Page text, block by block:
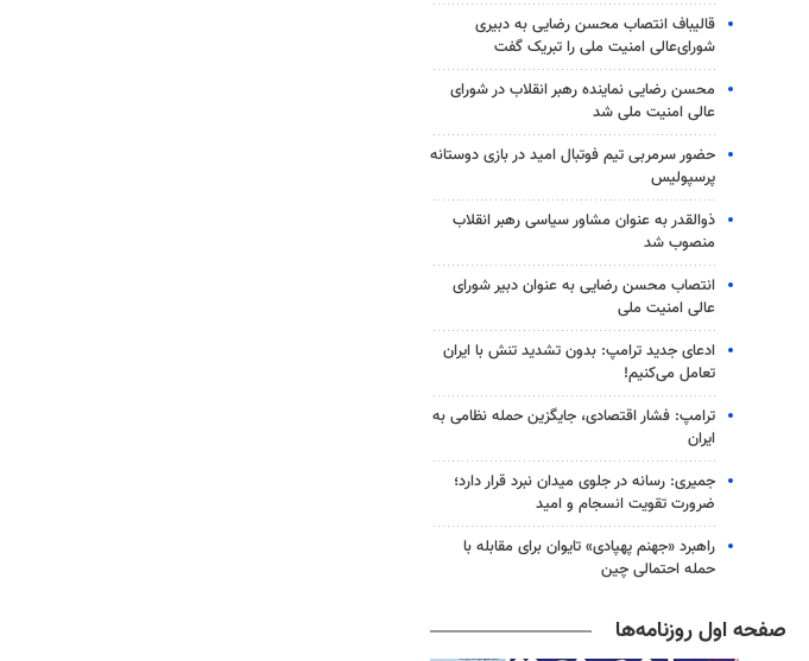
قالیباف انتصاب محسن رضایی به دبیری
شورای‌عالی امنیت ملی را تبریک گفت
محسن رضایی نماینده رهبر انقلاب در شورای
عالی امنیت ملی شد
حضور سرمربی تیم فوتبال امید در بازی دوستانه
پرسپولیس
ذوالقدر به عنوان مشاور سیاسی رهبر انقلاب
منصوب شد
انتصاب محسن رضایی به عنوان دبیر شورای
عالی امنیت ملی
ادعای جدید ترامپ: بدون تشدید تنش با ایران
تعامل می‌کنیم!
ترامپ: فشار اقتصادی، جایگزین حمله نظامی به
ایران
جمیری: رسانه‌ در جلوی میدان نبرد قرار دارد؛
ضرورت تقویت انسجام و امید
راهبرد «جهنم پهپادی» تایوان برای مقابله با
حمله احتمالی چین
صفحه اول روزنامه‌ها